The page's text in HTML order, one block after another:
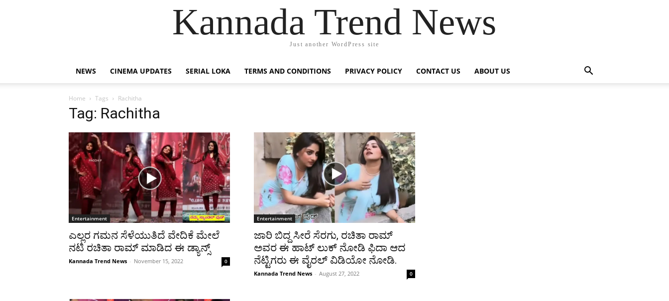
Kannada Trend News
Just another WordPress site
NEWS CINEMA UPDATES SERIAL LOKA TERMS AND CONDITIONS PRIVACY POLICY CONTACT US ABOUT US
Home Tags Rachitha
Tag: Rachitha
Entertainment
ಎಲ್ಲರ ಗಮನ ಸೆಳೆಯುತಿದೆ ವೇದಿಕೆ ಮೇಲೆ
ನಟಿ ರಚಿತಾ ರಾಮ್ ಮಾಡಿದ ಈ ಡ್ಯಾನ್ಸ್
Kannada Trend News - November 15, 2022 0
Entertainment
ಜಾರಿ ಬಿದ್ದ ಸೀರೆ ಸೆರಗು, ರಚಿತಾ ರಾಮ್
ಅವರ ಈ ಹಾಟ್ ಲುಕ್ ನೋಡಿ ಫಿದಾ ಆದ
ನೆಟ್ಟಿಗರು ಈ ವೈರಲ್ ವಿಡಿಯೋ ನೋಡಿ.
Kannada Trend News - August 27, 2022 0